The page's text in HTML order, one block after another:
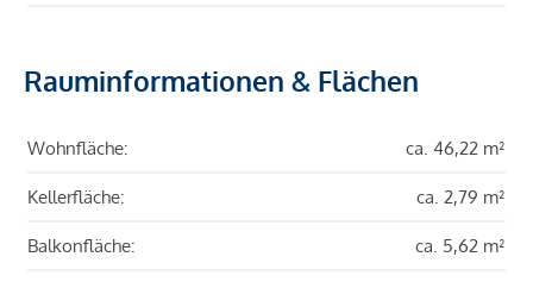
Rauminformationen & Flächen
Wohnfläche: ca. 46,22 m²
Kellerfläche: ca. 2,79 m²
Balkonfläche: ca. 5,62 m²